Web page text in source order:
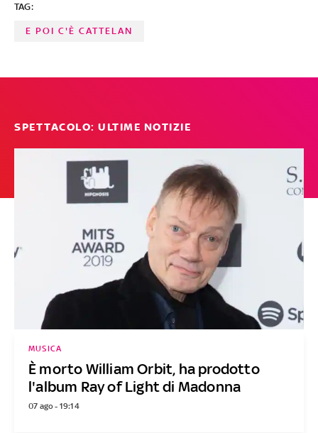
TAG:
E POI C'È CATTELAN
SPETTACOLO: ULTIME NOTIZIE
È morto William Orbit, ha prodotto
l'album Ray of Light di Madonna
MUSICA
07 ago - 19:14